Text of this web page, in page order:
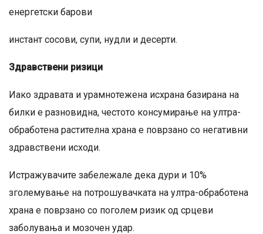
енергетски барови
инстант сосови, супи, нудли и десерти.
Здравствени ризици
Иако здравата и урамнотежена исхрана базирана на
билки е разновидна, честото консумирање на ултра-
обработена растителна храна е поврзано со негативни
здравствени исходи.
Истражувачите забележале дека дури и 10%
зголемување на потрошувачката на ултра-обработена
храна е поврзано со поголем ризик од срцеви
заболувања и мозочен удар.